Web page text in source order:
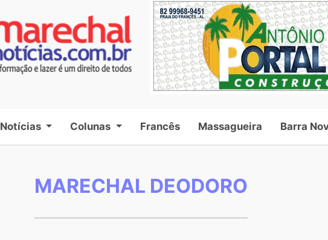
Notícias Colunas Francês Massagueira Barra
MARECHAL DEODORO